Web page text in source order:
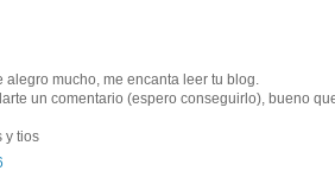
mucho, me encanta leer tu blog.
un comentario (espero conseguirlo), bueno
y tios